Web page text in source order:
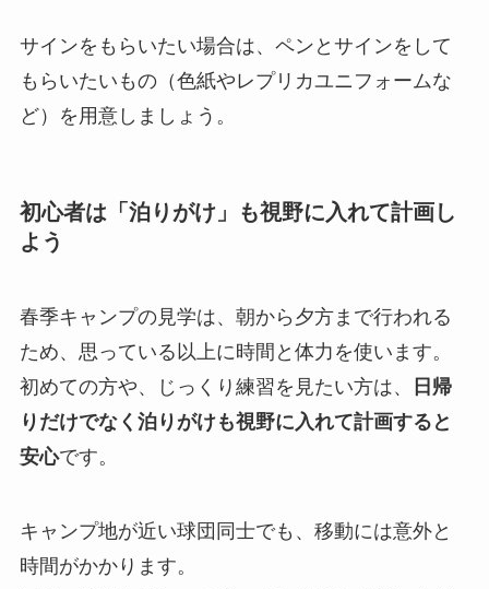
サインをもらいたい場合は、ペンとサインをして
もらいたいもの（色紙やレプリカユニフォームな
ど）を用意しましょう。
初心者は「泊りがけ」も視野に入れて計画し
よう
春季キャンプの見学は、朝から夕方まで行われる
ため、思っている以上に時間と体力を使います。
初めての方や、じっくり練習を見たい方は、
日帰
りだけでなく泊りがけも視野に入れて計画すると
安心です。
キャンプ地が近い球団同士でも、移動には意外と
時間がかかります。